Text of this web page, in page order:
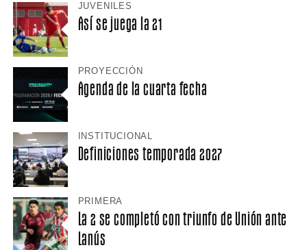
JUVENILES
Así se juega la 21
PROYECCIÓN
Agenda de la cuarta fecha
INSTITUCIONAL
Definiciones temporada 2027
PRIMERA
La 2 se completó con triunfo de Unión ante
Lanús